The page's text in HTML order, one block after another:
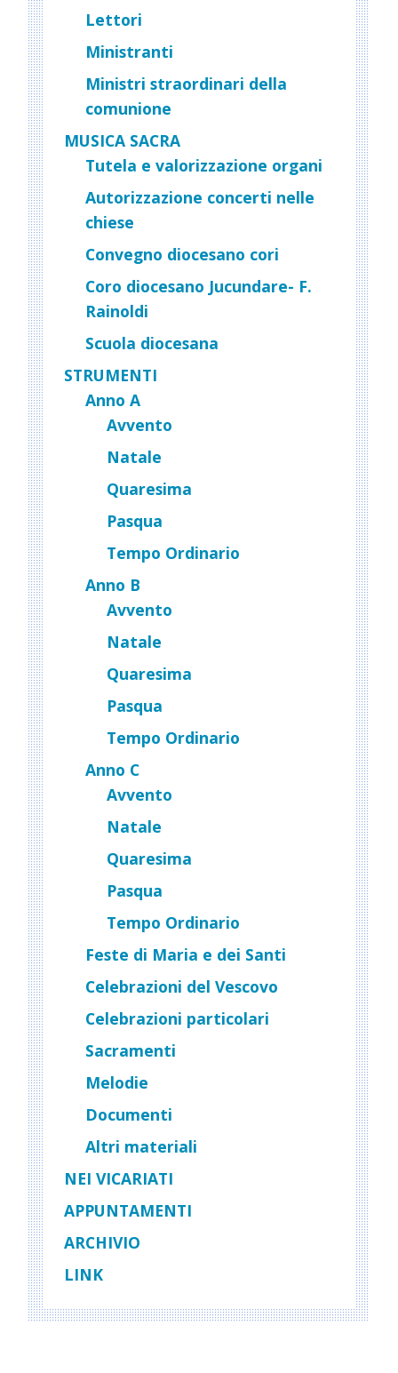
Lettori
Ministranti
Ministri straordinari della
comunione
MUSICA SACRA
Tutela e valorizzazione organi
Autorizzazione concerti nelle
chiese
Convegno diocesano cori
Coro diocesano Jucundare- F.
Rainoldi
Scuola diocesana
STRUMENTI
Anno A
Avvento
Natale
Quaresima
Pasqua
Tempo Ordinario
Anno B
Avvento
Natale
Quaresima
Pasqua
Tempo Ordinario
Anno C
Avvento
Natale
Quaresima
Pasqua
Tempo Ordinario
Feste di Maria e dei Santi
Celebrazioni del Vescovo
Celebrazioni particolari
Sacramenti
Melodie
Documenti
Altri materiali
NEI VICARIATI
APPUNTAMENTI
ARCHIVIO
LINK